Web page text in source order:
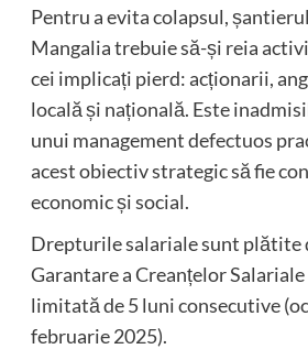
Pentru a evita colapsul,
Mangalia trebuie să-și reia
cei implicați pierd: acționarii,
locală și națională. Este
unui management defectuos
acest obiectiv strategic să fie
economic și social.
Drepturile salariale sunt plătite
Garantare a Creanțelor
limitată de 5 luni consecutive
februarie 2025).